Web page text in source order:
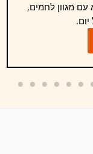
מגוון לחמים,